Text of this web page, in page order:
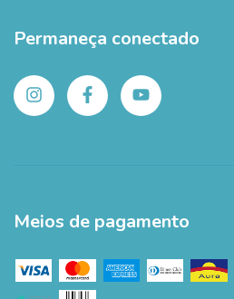
Permaneça conectado
Meios de pagamento